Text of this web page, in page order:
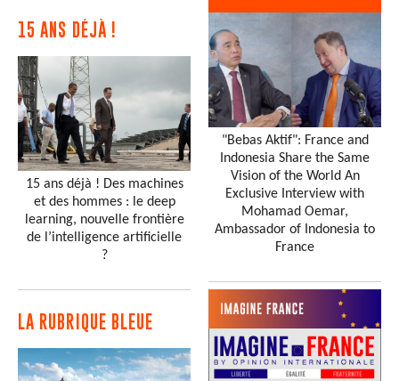
15 ANS DÉJÀ !
15 ans déjà ! Des machines
et des hommes : le deep
learning, nouvelle frontière
de l’intelligence artificielle
?
LA RUBRIQUE BLEUE
"Bebas Aktif": France and
Indonesia Share the Same
Vision of the World An
Exclusive Interview with
Mohamad Oemar,
Ambassador of Indonesia to
France